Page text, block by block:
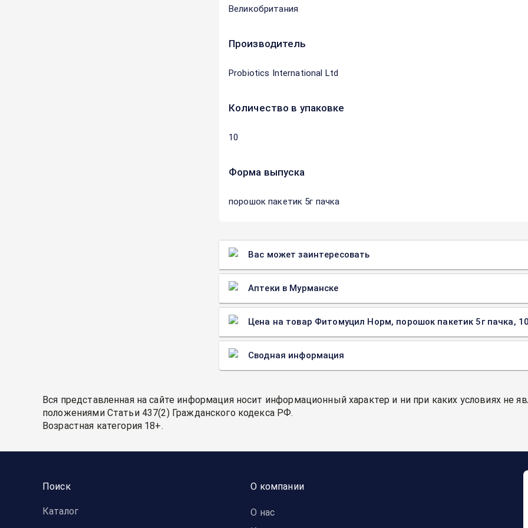
Великобритания
Производитель
Probiotics International Ltd
Количество в упаковке
10
Форма выпуска
порошок пакетик 5г пачка
Вас может заинтересовать
Аптеки в Мурманске
Цена на товар Фитомуцил Норм, порошок пакетик 5г пачка, 10
Сводная информация
Вся представленная на сайте информация носит информационный характер и ни при каких условиях не
положениями Статьи 437(2) Гражданского кодекса РФ.
Возрастная категория 18+.
Поиск
Каталог
О компании
О нас